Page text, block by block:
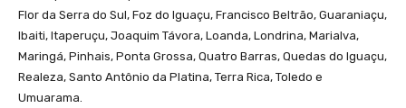
Flor da Serra do Sul, Foz do Iguaçu, Francisco Beltrão, Guaraniaçu,
Ibaiti, Itaperuçu, Joaquim Távora, Loanda, Londrina, Marialva,
Maringá, Pinhais, Ponta Grossa, Quatro Barras, Quedas do Iguaçu,
Realeza, Santo Antônio da Platina, Terra Rica, Toledo e
Umuarama.